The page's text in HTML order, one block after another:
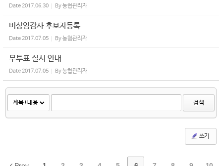
Date2017.06.30 By농협관리자
비상임감사 후보자등록
Date2017.07.05 By농협관리자
무투표 실시 안내
Date2017.07.05 By농협관리자
검색
쓰기